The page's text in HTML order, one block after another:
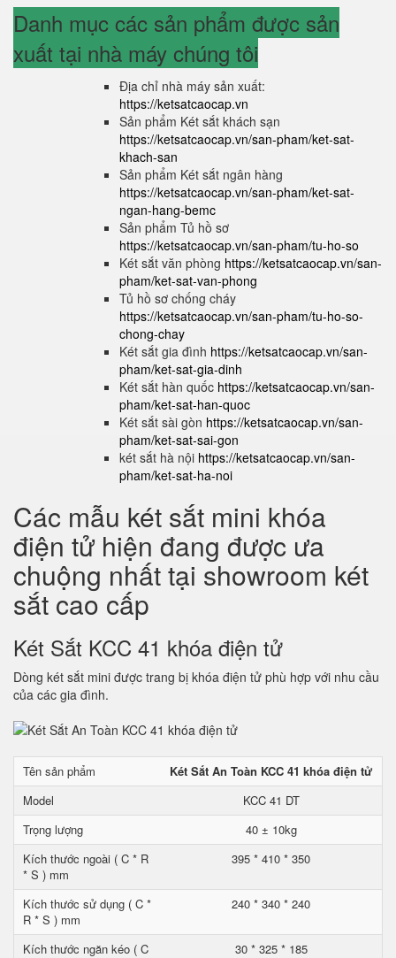
Danh mục các sản phẩm được sản
xuất tại nhà máy chúng tôi
Địa chỉ nhà máy sản xuất:
https://ketsatcaocap.vn
Sản phẩm Két sắt khách sạn
https://ketsatcaocap.vn/san-pham/ket-sat-
khach-san
Sản phẩm Két sắt ngân hàng
https://ketsatcaocap.vn/san-pham/ket-sat-
ngan-hang-bemc
Sản phẩm Tủ hồ sơ
https://ketsatcaocap.vn/san-pham/tu-ho-so
Két sắt văn phòng https://ketsatcaocap.vn/san-
pham/ket-sat-van-phong
Tủ hồ sơ chống cháy
https://ketsatcaocap.vn/san-pham/tu-ho-so-
chong-chay
Két sắt gia đình https://ketsatcaocap.vn/san-
pham/ket-sat-gia-dinh
Két sắt hàn quốc https://ketsatcaocap.vn/san-
pham/ket-sat-han-quoc
Két sắt sài gòn https://ketsatcaocap.vn/san-
pham/ket-sat-sai-gon
két sắt hà nội https://ketsatcaocap.vn/san-
pham/ket-sat-ha-noi
Các mẫu két sắt mini khóa
điện tử hiện đang được ưa
chuộng nhất tại showroom két
sắt cao cấp
Két Sắt KCC 41 khóa điện tử
Dòng két sắt mini được trang bị khóa điện tử phù hợp với nhu cầu
của các gia đình.
Tên sản phẩm
Két Sắt An Toàn KCC 41 khóa điện tử
Model
KCC 41 DT
Trọng lượng
40 ± 10kg
Kích thước ngoài ( C * R
* S ) mm
395 * 410 * 350
Kích thước sử dụng ( C *
R * S ) mm
240 * 340 * 240
Kích thước ngăn kéo ( C
30 * 325 * 185